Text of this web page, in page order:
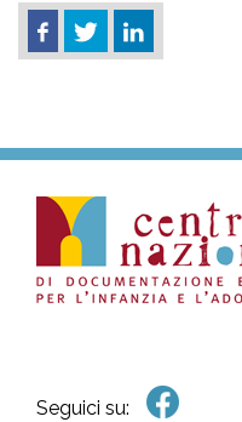
Seguici su: